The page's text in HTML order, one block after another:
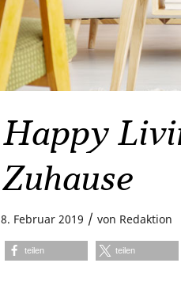
Happy
Zuhause
8. Februar 2019 / von Redaktion
teilen teilen